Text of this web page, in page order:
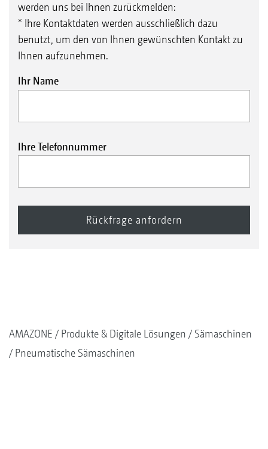
werden uns bei Ihnen zurückmelden:
* Ihre Kontaktdaten werden ausschließlich dazu
benutzt, um den von Ihnen gewünschten Kontakt zu
Ihnen aufzunehmen.
Ihr Name
Ihre Telefonnummer
AMAZONE Produkte & Digitale Lösungen
Sämaschinen
Pneumatische Sämaschinen